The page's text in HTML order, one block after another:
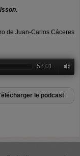
.
de Juan-Carlos Cáceres
58:01
le podcast